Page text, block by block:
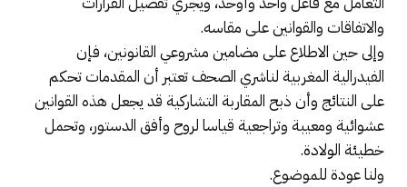
والاتفاقات والقوانين على مقاسه.
وإلى حين الاطلاع على مضامين مشروعي القانونين، فإن
الفيدرالية المغربية لناشري الصحف تعتبر أن المقدمات تحكم
على النتائج وأن ذبح المقاربة التشاركية قد يجعل هذه القوانين
عشوائية ومعيبة وتراجعية قياسا لروح وأفق الدستور، وتحمل
خطيئة الولادة.
ولنا عودة للموضوع.